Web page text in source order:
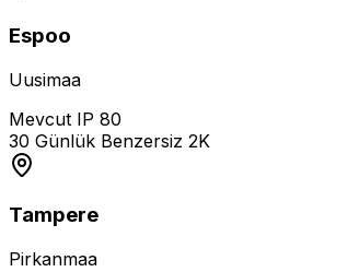
Espoo
Uusimaa
Mevcut IP 80
30 Günlük Benzersiz 2K
Tampere
Pirkanmaa